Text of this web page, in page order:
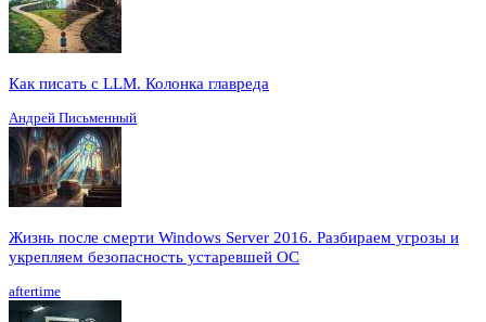
Как писать с LLM. Колонка главреда
Андрей Письменный
Жизнь после смерти Windows Server 2016. Разбираем угрозы и
укрепляем безопасность устаревшей ОС
aftertime